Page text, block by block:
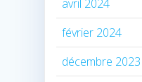
avril 2024
février 2024
décembre 2023